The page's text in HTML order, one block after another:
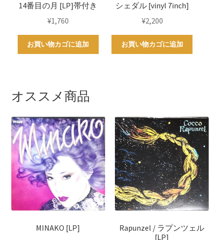
14番目の月 [LP]帯付き
¥1,760
お買い物カゴに追加
シェダル [vinyl 7inch]
¥2,200
お買い物カゴに追加
オススメ商品
MINAKO [LP]
Rapunzel / ラプンツェル
[LP]